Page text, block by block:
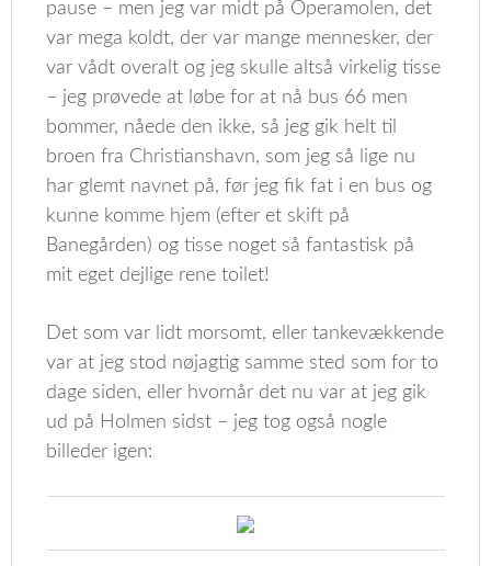
pause – men jeg var midt på Operamolen, det
var mega koldt, der var mange mennesker, der
var vådt overalt og jeg skulle altså virkelig tisse
– jeg prøvede at løbe for at nå bus 66 men
bommer, nåede den ikke, så jeg gik helt til
broen fra Christianshavn, som jeg så lige nu
har glemt navnet på, før jeg fik fat i en bus og
kunne komme hjem (efter et skift på
Banegården) og tisse noget så fantastisk på
mit eget dejlige rene toilet!
Det som var lidt morsomt, eller tankevækkende
var at jeg stod nøjagtig samme sted som for to
dage siden, eller hvornår det nu var at jeg gik
ud på Holmen sidst – jeg tog også nogle
billeder igen: